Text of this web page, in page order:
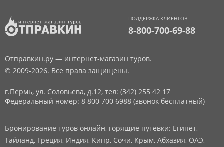
ПОДДЕРЖКА КЛИЕНТОВ
8-800-700-69-88
Отправкин.ру — интернет-магазин туров.
© 2009-2026. Все права защищены.
г.Пермь, ул. Соловьева, д.12, тел: (342) 255 42 17
Федеральный номер: 8 800 700 6988 (звонок бесплатный)
Бронирование туров онлайн, горящие путевки: Египет,
Тайланд, Греция, Индия, Кипр, Сочи, Крым, Абхазия, ОАЭ,